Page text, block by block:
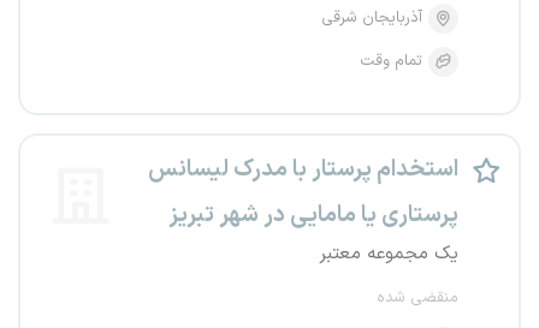
آذربایجان شرقی
تمام وقت
استخدام پرستار با مدرک لیسانس
پرستاری یا مامایی در شهر تبریز
یک مجموعه معتبر
منقضی شده